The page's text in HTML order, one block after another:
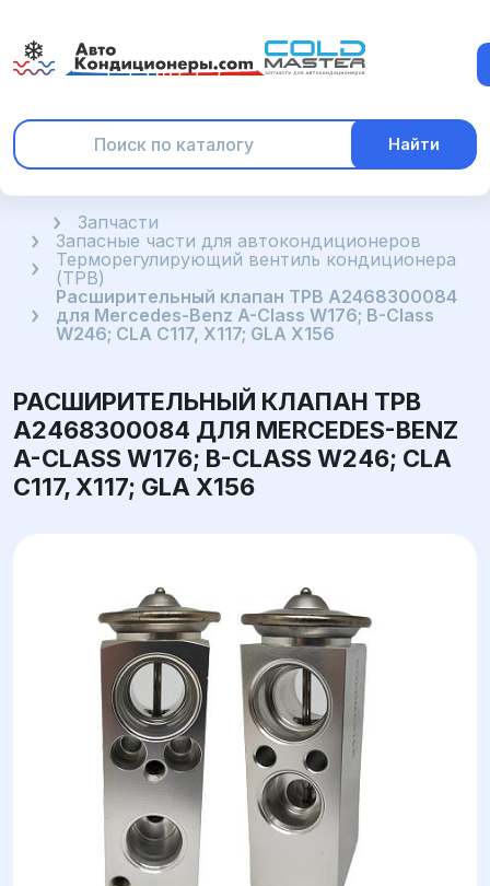
Найти
ГлавнаяЗапчасти
Запасные части для автокондиционеров
Терморегулирующий вентиль кондиционера
(ТРВ)
Расширительный клапан ТРВ A2468300084
для Mercedes-Benz A-Class W176; B-Class
W246; CLA C117, X117; GLA X156
РАСШИРИТЕЛЬНЫЙ КЛАПАН ТРВ
A2468300084 ДЛЯ MERCEDES-BENZ
A-CLASS W176; B-CLASS W246; CLA
C117, X117; GLA X156